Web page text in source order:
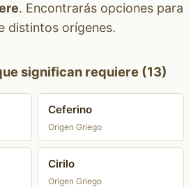
. Encontrarás opciones para
distintos orígenes.
significan requiere (13)
Ceferino
Origen Griego
Cirilo
Origen Griego